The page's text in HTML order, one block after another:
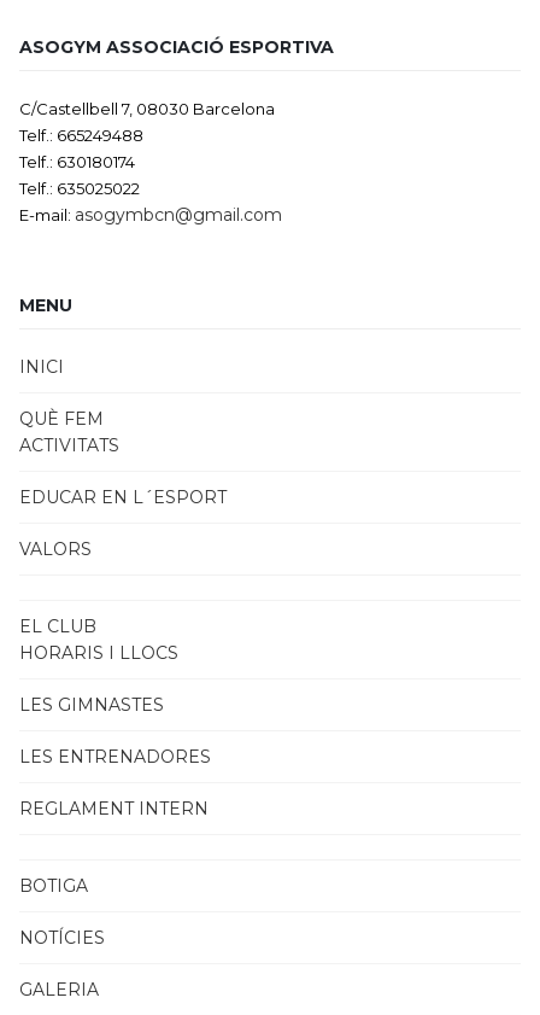
ASOGYM ASSOCIACIÓ ESPORTIVA
C/Castellbell 7, 08030 Barcelona
Telf.: 665249488
Telf.: 630180174
Telf.: 635025022
E-mail: asogymbcn@gmail.com
MENU
INICI
QUÈ FEM
ACTIVITATS
EDUCAR EN L´ESPORT
VALORS
EL CLUB
HORARIS I LLOCS
LES GIMNASTES
LES ENTRENADORES
REGLAMENT INTERN
BOTIGA
NOTÍCIES
GALERIA